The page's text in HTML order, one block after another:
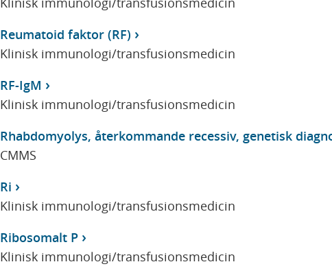
Reumatoid faktor (RF)
Klinisk immunologi/transfusionsmedicin
RF-IgM
Klinisk immunologi/transfusionsmedicin
Rhabdomyolys, återkommande recessiv, genetisk
CMMS
Ri
Klinisk immunologi/transfusionsmedicin
Ribosomalt P
Klinisk immunologi/transfusionsmedicin